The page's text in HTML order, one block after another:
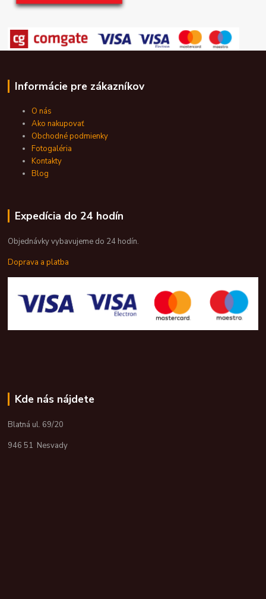
Informácie pre zákazníkov
O nás
Ako nakupovať
Obchodné podmienky
Fotogaléria
Kontakty
Blog
Expedícia do 24 hodín
Objednávky vybavujeme do 24 hodín.
Doprava a platba
Kde nás nájdete
Blatná ul. 69/20
946 51 Nesvady